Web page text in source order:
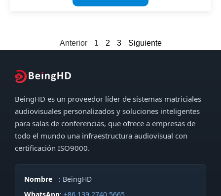
Anterior 1 2 3 Siguiente
BeingHD es un proveedor líder de sistemas matriciales
audiovisuales personalizados y soluciones inteligentes
para salas de conferencias, que ofrece a empresas de
todo el mundo una infraestructura audiovisual con
certificación ISO9000.
Nombre
: BeingHD